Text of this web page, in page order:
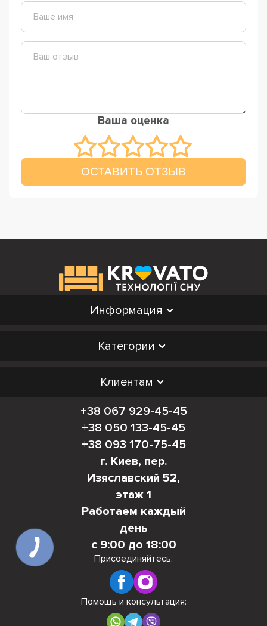
Ваша оценка
ОСТАВИТЬ ОТЗЫВ
Информация
Категории
Клиентам
+38 067 929-45-45
+38 050 133-45-45
+38 093 170-75-45
г. Киев, пер.
Изяславский 52,
этаж 1
Работаем каждый
день
с 9:00 до 18:00
Присоединяйтесь:
Помощь и консультация: